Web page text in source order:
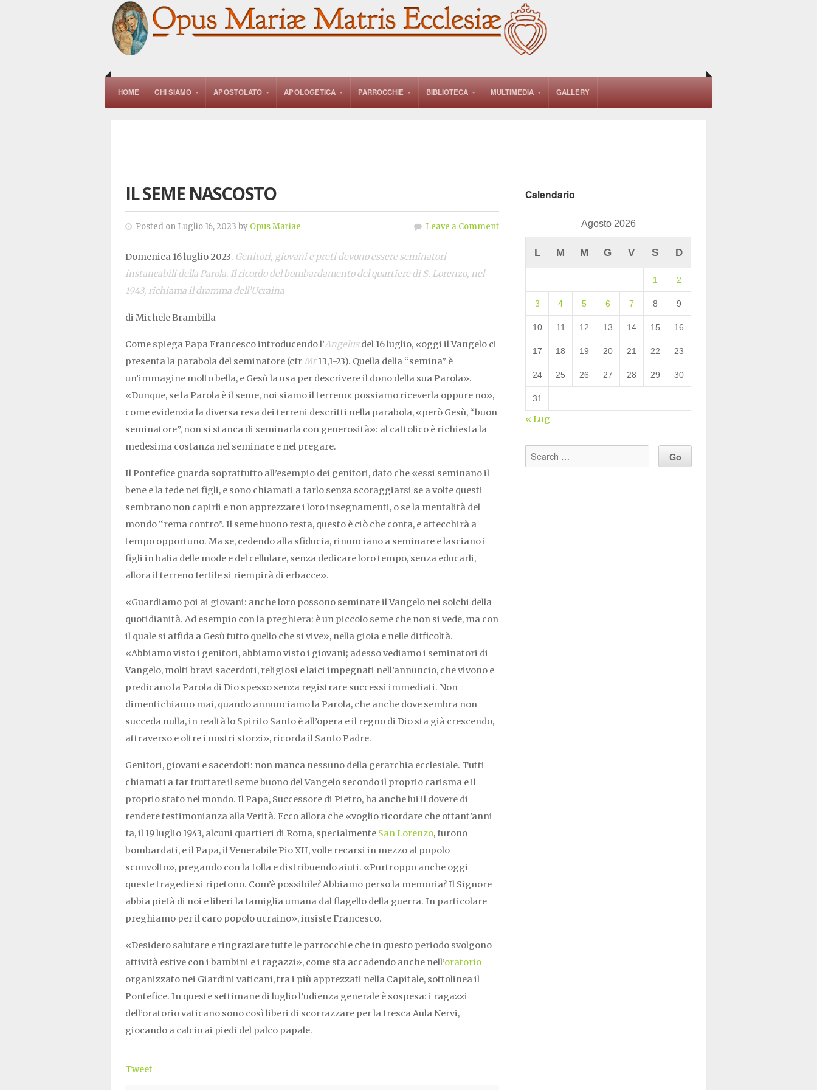
HOME CHI SIAMO APOSTOLATO APOLOGETICA PARROCCHIE BIBLIOTECA MULTIMEDIA GALLERY
IL SEME NASCOSTO
Posted on Luglio 16, 2023 by Opus Mariae Leave a Comment
Domenica 16 luglio 2023. Genitori, giovani e preti devono essere seminatori
instancabili della Parola. Il ricordo del bombardamento del quartiere di S. Lorenzo, nel
1943, richiama il dramma dell’Ucraina
di Michele Brambilla
Come spiega Papa Francesco introducendo l’Angelusdel 16 luglio, «oggi il Vangelo ci
presenta la parabola del seminatore (cfrMt13,1-23). Quella della “semina” è
un’immagine molto bella, e Gesù la usa per descrivere il dono della sua Parola».
«Dunque, se la Parola è il seme, noi siamo il terreno: possiamo riceverla oppure no»,
come evidenzia la diversa resa dei terreni descritti nella parabola, «però Gesù, “buon
seminatore”, non si stanca di seminarla con generosità»: al cattolico è richiesta la
medesima costanza nel seminare e nel pregare.
Il Pontefice guarda soprattutto all’esempio dei genitori, dato che «essi seminano il
bene e la fede nei figli, e sono chiamati a farlo senza scoraggiarsi se a volte questi
sembrano non capirli e non apprezzare i loro insegnamenti, o se la mentalità del
mondo “rema contro”. Il seme buono resta, questo è ciò che conta, e attecchirà a
tempo opportuno. Ma se, cedendo alla sfiducia, rinunciano a seminare e lasciano i
figli in balia delle mode e del cellulare, senza dedicare loro tempo, senza educarli,
allora il terreno fertile si riempirà di erbacce».
«Guardiamo poi ai giovani: anche loro possono seminare il Vangelo nei solchi della
quotidianità. Ad esempio con la preghiera: è un piccolo seme che non si vede, ma con
il quale si affida a Gesù tutto quello che si vive», nella gioia e nelle difficoltà.
«Abbiamo visto i genitori, abbiamo visto i giovani; adesso vediamo i seminatori di
Vangelo, molti bravi sacerdoti, religiosi e laici impegnati nell’annuncio, che vivono e
predicano la Parola di Dio spesso senza registrare successi immediati. Non
dimentichiamo mai, quando annunciamo la Parola, che anche dove sembra non
succeda nulla, in realtà lo Spirito Santo è all’opera e il regno di Dio sta già crescendo,
attraverso e oltre i nostri sforzi», ricorda il Santo Padre.
Genitori, giovani e sacerdoti: non manca nessuno della gerarchia ecclesiale. Tutti
chiamati a far fruttare il seme buono del Vangelo secondo il proprio carisma e il
proprio stato nel mondo. Il Papa, Successore di Pietro, ha anche lui il dovere di
rendere testimonianza alla Verità. Ecco allora che «voglio ricordare che ottant’anni
fa, il 19 luglio 1943, alcuni quartieri di Roma, specialmente San Lorenzo, furono
bombardati, e il Papa, il Venerabile Pio XII, volle recarsi in mezzo al popolo
sconvolto», pregando con la folla e distribuendo aiuti. «Purtroppo anche oggi
queste tragedie si ripetono. Com’è possibile? Abbiamo perso la memoria? Il Signore
abbia pietà di noi e liberi la famiglia umana dal flagello della guerra. In particolare
preghiamo per il caro popolo ucraino», insiste Francesco.
«Desidero salutare e ringraziare tutte le parrocchie che in questo periodo svolgono
attività estive con i bambini e i ragazzi», come sta accadendo anche nell’oratorio
organizzato nei Giardini vaticani, tra i più apprezzati nella Capitale, sottolinea il
Pontefice. In queste settimane di luglio l’udienza generale è sospesa: i ragazzi
dell’oratorio vaticano sono così liberi di scorrazzare per la fresca Aula Nervi,
giocando a calcio ai piedi del palco papale.
Tweet
Calendario
Agosto 2026
L M M G V S D
1 2
3 4 5 6 7 8 9
10 11 12 13 14 15 16
17 18 19 20 21 22 23
24 25 26 27 28 29 30
31
« Lug